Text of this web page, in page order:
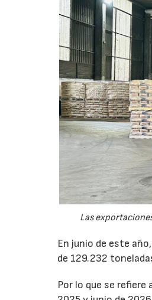
Las
En junio de este
de 129.232
Por lo que se